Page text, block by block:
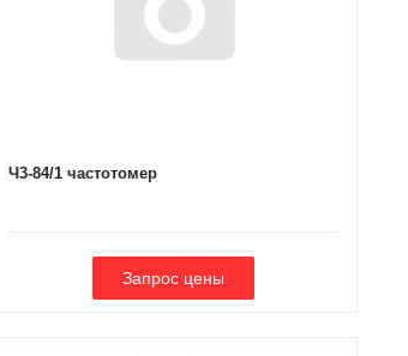
Ч3-84/1 частотомер